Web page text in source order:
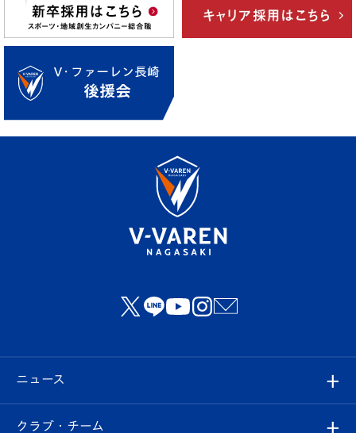
ニュース
すべて
クラブ・チーム